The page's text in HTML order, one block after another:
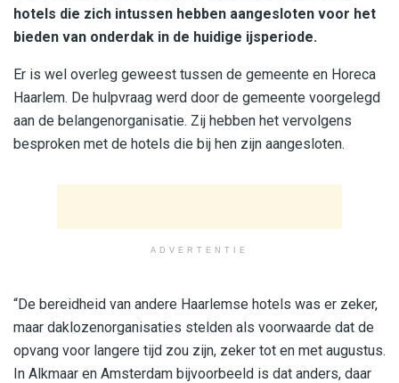
hotels die zich intussen hebben aangesloten voor het
bieden van onderdak in de huidige ijsperiode.
Er is wel overleg geweest tussen de gemeente en Horeca
Haarlem. De hulpvraag werd door de gemeente voorgelegd
aan de belangenorganisatie. Zij hebben het vervolgens
besproken met de hotels die bij hen zijn aangesloten.
ADVERTENTIE
“De bereidheid van andere Haarlemse hotels was er zeker,
maar daklozenorganisaties stelden als voorwaarde dat de
opvang voor langere tijd zou zijn, zeker tot en met augustus.
In Alkmaar en Amsterdam bijvoorbeeld is dat anders, daar